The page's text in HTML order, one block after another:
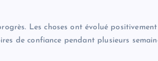
Les choses ont évolué
de confiance pendant plusieurs